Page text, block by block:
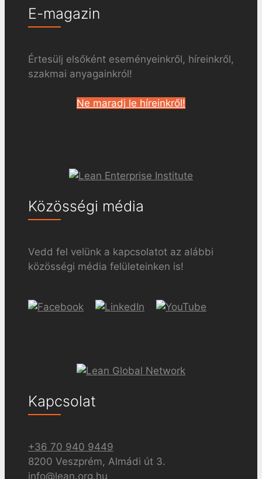
E-magazin
Értesülj elsőként eseményeinkről, híreinkről,
szakmai anyagainkról!
Ne maradj le híreinkről!
Közösségi média
Vedd fel velünk a kapcsolatot az alábbi
közösségi média felületeinken is!
Kapcsolat
+36 70 940 9449
8200 Veszprém, Almádi út 3.
info@lean.org.hu